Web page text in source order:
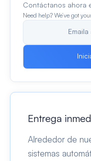
Contáctanos ahora
Need help? We’ve got
Entrega
Alrededor de
sistemas